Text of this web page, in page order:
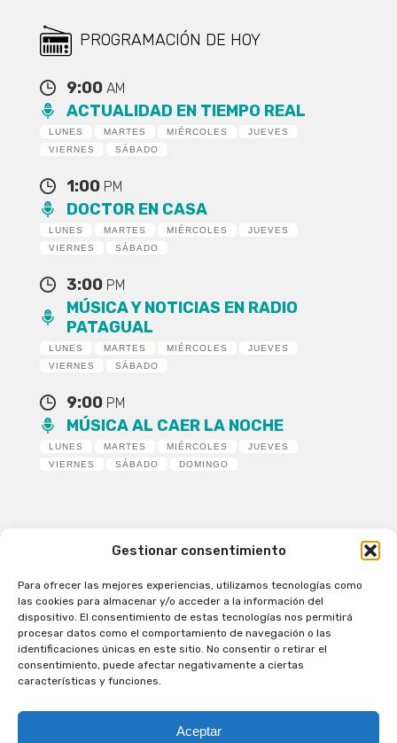
Gestionar consentimiento
Para ofrecer las mejores experiencias, utilizamos tecnologías como
las cookies para almacenar y/o acceder a la información del
dispositivo. El consentimiento de estas tecnologías nos permitirá
procesar datos como el comportamiento de navegación o las
identificaciones únicas en este sitio. No consentir o retirar el
consentimiento, puede afectar negativamente a ciertas
características y funciones.
Aceptar
PROGRAMACIÓN DE HOY
9:00 AM
ACTUALIDAD EN TIEMPO REAL
LUNES MARTES MIÉRCOLES
JUEVES
VIERNES
SÁBADO
1:00 PM
DOCTOR EN CASA
LUNES MARTES MIÉRCOLES
JUEVES
VIERNES
SÁBADO
3:00 PM
MÚSICA Y NOTICIAS EN RADIO
PATAGUAL
LUNES MARTES MIÉRCOLES
JUEVES
VIERNES
SÁBADO
9:00 PM
MÚSICA AL CAER LA NOCHE
LUNES MARTES MIÉRCOLES
JUEVES
VIERNES
SÁBADO DOMINGO
Patagual Radio Digital 2026 - Todos los derechos
reservados
la Radio de Verdad
Cobertura
Programación